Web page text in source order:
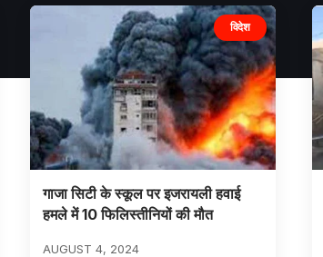
विदेश
गाजा सिटी के स्कूल पर इजरायली हवाई
हमले में 10 फिलिस्तीनियों की मौत
AUGUST 4, 2024